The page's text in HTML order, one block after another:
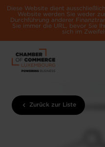
Diese Website dient
Website werden Sie weder
Durchführung anderer
Sie immer die URL, bevor Sie
sich im
Zurück zur Liste